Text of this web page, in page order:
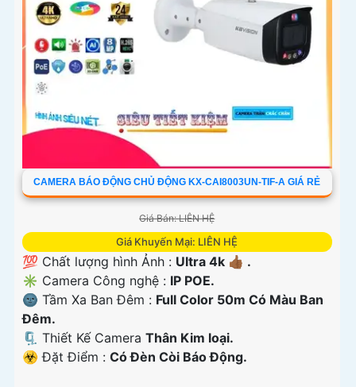
CAMERA BÁO ĐỘNG CHỦ ĐỘNG KX-CAI8003UN-TIF-A GIÁ RẺ
Giá Bán: LIÊN HỆ
Giá Khuyến Mại: LIÊN HỆ
💯 Chất lượng hình Ảnh : Ultra 4k 👍🏾 .
✳️ Camera Công nghệ : IP POE.
🌚 Tầm Xa Ban Đêm : Full Color 50m Có Màu Ban
Ðêm.
🗜️ Thiết Kế Camera Thân Kim loại.
️☣️ Đặt Điểm : Có Ðèn Còi Báo Động.